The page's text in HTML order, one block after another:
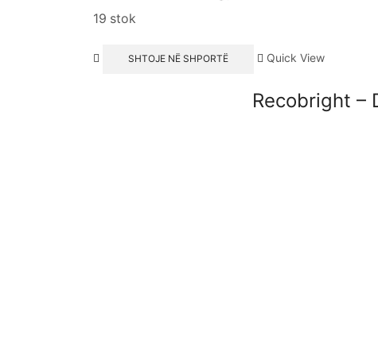
19 stok
SHTOJE NË SHPORTË
Quick View
Recobright –